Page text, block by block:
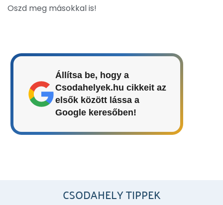
Oszd meg másokkal is!
Állítsa be, hogy a
Csodahelyek.hu cikkeit az
elsők között lássa a
Google keresőben!
CSODAHELY TIPPEK